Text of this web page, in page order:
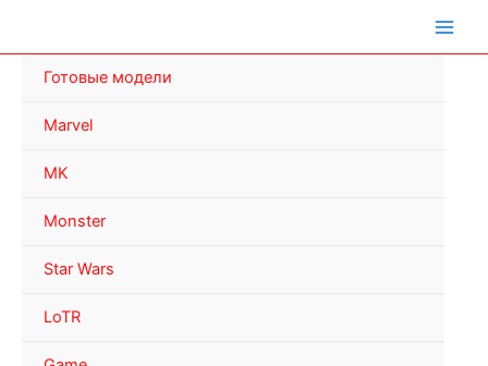
Готовые модели
Marvel
MK
Monster
Star Wars
LoTR